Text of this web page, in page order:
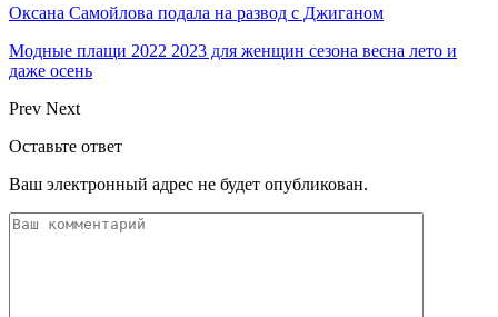
Оксана Самойлова подала на развод с Джиганом
Модные плащи 2022 2023 для женщин сезона весна лето и
даже осень
Prev Next
Оставьте ответ
Ваш электронный адрес не будет опубликован.